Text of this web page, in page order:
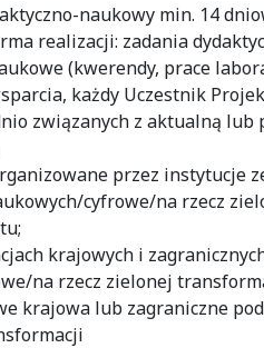
naukowy min. 14
realizacji: zadania
(kwerendy, prace
każdy Uczestnik
związanych z aktualną lub
przez instytucje
cyfrowe/na rzecz
krajowych i
na rzecz zielonej
krajowa lub zagraniczne